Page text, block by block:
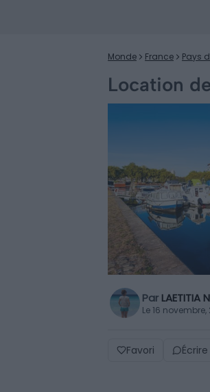
Monde France Pays
Location
Par LAETITIA
Le 16
Favori